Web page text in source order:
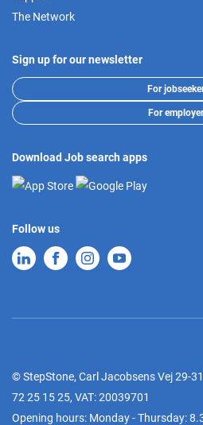
The Network
Sign up for our newsletter
For
For
Download Job search apps
Follow us
© StepStone, Carl Jacobsens Vej 29-
72 25 15 25, VAT: 20039701
Opening hours: Monday - Thursday: